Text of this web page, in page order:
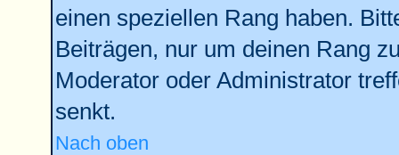
einen speziellen Rang haben.
Beiträgen, nur um deinen Rang
Moderator oder Administrator
senkt.
Nach oben